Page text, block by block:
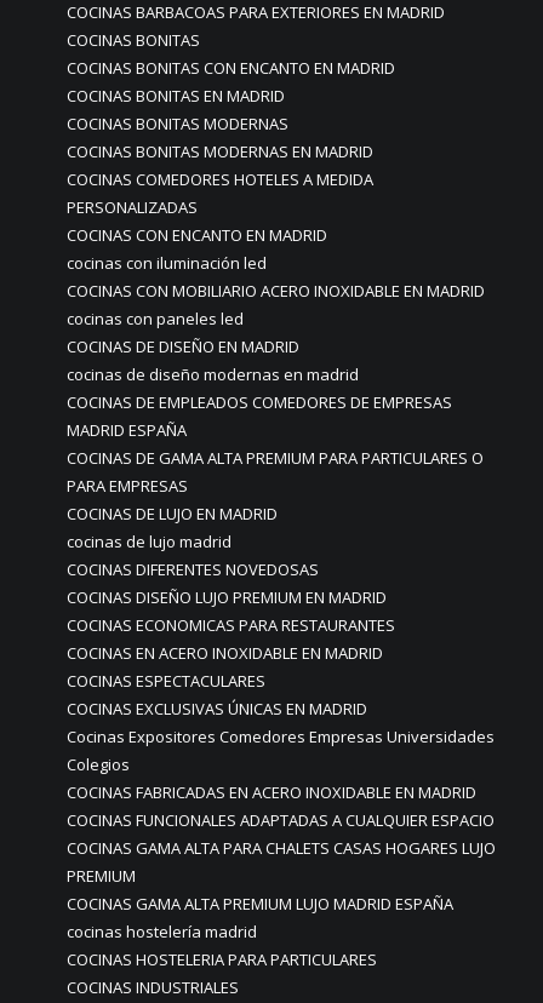
COCINAS BARBACOAS PARA EXTERIORES EN MADRID
COCINAS BONITAS
COCINAS BONITAS CON ENCANTO EN MADRID
COCINAS BONITAS EN MADRID
COCINAS BONITAS MODERNAS
COCINAS BONITAS MODERNAS EN MADRID
COCINAS COMEDORES HOTELES A MEDIDA
PERSONALIZADAS
COCINAS CON ENCANTO EN MADRID
cocinas con iluminación led
COCINAS CON MOBILIARIO ACERO INOXIDABLE EN MADRID
cocinas con paneles led
COCINAS DE DISEÑO EN MADRID
cocinas de diseño modernas en madrid
COCINAS DE EMPLEADOS COMEDORES DE EMPRESAS
MADRID ESPAÑA
COCINAS DE GAMA ALTA PREMIUM PARA PARTICULARES O
PARA EMPRESAS
COCINAS DE LUJO EN MADRID
cocinas de lujo madrid
COCINAS DIFERENTES NOVEDOSAS
COCINAS DISEÑO LUJO PREMIUM EN MADRID
COCINAS ECONOMICAS PARA RESTAURANTES
COCINAS EN ACERO INOXIDABLE EN MADRID
COCINAS ESPECTACULARES
COCINAS EXCLUSIVAS ÚNICAS EN MADRID
Cocinas Expositores Comedores Empresas Universidades
Colegios
COCINAS FABRICADAS EN ACERO INOXIDABLE EN MADRID
COCINAS FUNCIONALES ADAPTADAS A CUALQUIER ESPACIO
COCINAS GAMA ALTA PARA CHALETS CASAS HOGARES LUJO
PREMIUM
COCINAS GAMA ALTA PREMIUM LUJO MADRID ESPAÑA
cocinas hostelería madrid
COCINAS HOSTELERIA PARA PARTICULARES
COCINAS INDUSTRIALES